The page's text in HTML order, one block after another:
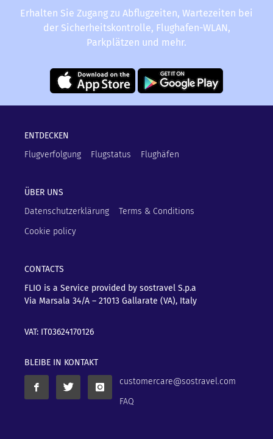
Erhalten Sie Zugang zu Abflugzeiten, Wartezeiten bei
der Sicherheitskontrolle, Flughafen-WLAN,
Parkplätzen und mehr.
ENTDECKEN
Flugverfolgung
Flugstatus Flughäfen
ÜBER UNS
Datenschutzerklärung
Terms & Conditions
Cookie policy
CONTACTS
FLIO is a Service provided by sostravel S.p.a
Via Marsala 34/A – 21013 Gallarate (VA), Italy
VAT: IT03624170126
BLEIBE IN KONTAKT
customercare@sostravel.com
FAQ